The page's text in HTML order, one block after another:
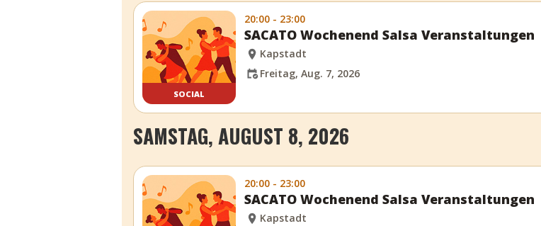
SOCIAL
20:00 - 23:00
SACATO Wochenend Salsa Veranstaltungen
Kapstadt
Freitag, Aug. 7, 2026
SAMSTAG, AUGUST 8, 2026
20:00 - 23:00
SACATO Wochenend Salsa Veranstaltungen
Kapstadt